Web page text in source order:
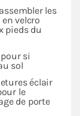
les
velcro
pieds du
si
sol
éclair
le
de porte